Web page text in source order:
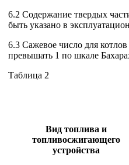
6.2 Содержание твердых
быть указано в
6.3 Сажевое число для
превышать 1 по шкале
Таблица 2
Вид топлива и
топливосжигающего
устройства